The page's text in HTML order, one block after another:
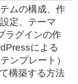
ムの構成、作
定、テーマ
ラグインの作
による
ンプレート）
構築する方法